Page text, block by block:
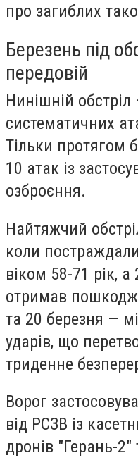
про загиблих
Березень під
передовій
Нинішній
систематичних
Тільки протягом
10 атак із
озброєння.
Найтяжчий
коли
віком 58-71 рік,
отримав
та 20 березня —
ударів, що
триденне
Ворог
від РСЗВ із
дронів "Герань-